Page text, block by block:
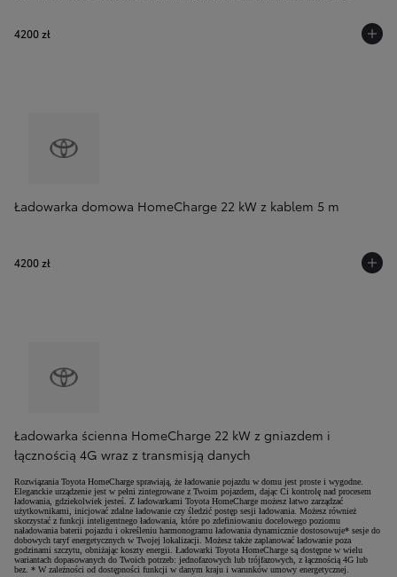
4200 zł
Ładowarka domowa HomeCharge 22 kW z kablem 5 m
4200 zł
Ładowarka ścienna HomeCharge 22 kW z gniazdem i
łącznością 4G wraz z transmisją danych
Rozwiązania Toyota HomeCharge sprawiają, że ładowanie pojazdu w domu jest proste i wygodne.
Eleganckie urządzenie jest w pełni zintegrowane z Twoim pojazdem, dając Ci kontrolę nad procesem
ładowania, gdziekolwiek jesteś. Z ładowarkami Toyota HomeCharge możesz łatwo zarządzać
użytkownikami, inicjować zdalne ładowanie czy śledzić postęp sesji ładowania. Możesz również
skorzystać z funkcji inteligentnego ładowania, które po zdefiniowaniu docelowego poziomu
naładowania baterii pojazdu i określeniu harmonogramu ładowania dynamicznie dostosowuje* sesje do
dobowych taryf energetycznych w Twojej lokalizacji. Możesz także zaplanować ładowanie poza
godzinami szczytu, obniżając koszty energii. Ładowarki Toyota HomeCharge są dostępne w wielu
wariantach dopasowanych do Twoich potrzeb: jednofazowych lub trójfazowych, z łącznością 4G lub
bez. * W zależności od dostępności funkcji w danym kraju i warunków umowy energetycznej.